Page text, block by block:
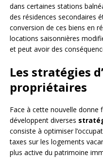
dans certaines stations
des résidences secondaires
conversion de ces biens en
locations saisonnières
et peut avoir des
Les stratégies
propriétaires
Face à cette nouvelle donne
développent diverses
consiste à optimiser
taxes sur les logements
plus active du patrimoine